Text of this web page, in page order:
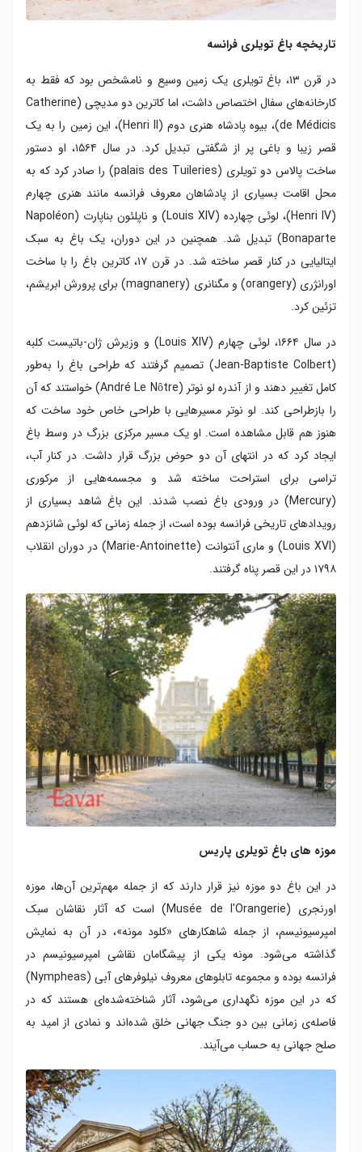
تاریخچه باغ تویلری فرانسه
در قرن ۱۳، باغ تویلری یک زمین وسیع و نامشخص بود که فقط به
کارخانه‌های سفال اختصاص داشت، اما کاترین دو مدیچی (Catherine
de Médicis)، بیوه پادشاه هنری دوم (Henri II)، این زمین را به یک
قصر زیبا و باغی پر از شگفتی تبدیل کرد. در سال ۱۵۶۴، او دستور
ساخت پالاس دو تویلری (palais des Tuileries) را صادر کرد که به
محل اقامت بسیاری از پادشاهان معروف فرانسه مانند هنری چهارم
(Henri IV)، لوئی چهارده (Louis XIV) و ناپلئون بناپارت (Napoléon
Bonaparte) تبدیل شد. همچنین در این دوران، یک باغ به سبک
ایتالیایی در کنار قصر ساخته شد. در قرن ۱۷، کاترین باغ را با ساخت
اورانژری (orangery) و مگنانری (magnanery) برای پرورش ابریشم،
تزئین کرد.
در سال ۱۶۶۴، لوئی چهارم (Louis XIV) و وزیرش ژان-باتیست کلبه
(Jean-Baptiste Colbert) تصمیم گرفتند که طراحی باغ را به‌طور
کامل تغییر دهند و از آندره لو نوتر (André Le Nôtre) خواستند که آن
را بازطراحی کند. لو نوتر مسیرهایی با طراحی خاص خود ساخت که
هنوز هم قابل مشاهده است. او یک مسیر مرکزی بزرگ در وسط باغ
ایجاد کرد که در انتهای آن دو حوض بزرگ قرار داشت. در کنار آب،
تراسی برای استراحت ساخته شد و مجسمه‌هایی از مرکوری
(Mercury) در ورودی باغ نصب شدند. این باغ شاهد بسیاری از
رویدادهای تاریخی فرانسه بوده است، از جمله زمانی که لوئی شانزدهم
(Louis XVI) و ماری آنتوانت (Marie-Antoinette) در دوران انقلاب
۱۷۹۸ در این قصر پناه گرفتند.
موزه های باغ تویلری پاریس
در این باغ دو موزه نیز قرار دارند که از جمله مهم‌ترین آن‌ها، موزه
اورنجری (Musée de l'Orangerie) است که آثار نقاشان سبک
امپرسیونیسم، از جمله شاهکارهای «کلود مونه»، در آن به نمایش
گذاشته می‌شود. مونه یکی از پیشگامان نقاشی امپرسیونیسم در
فرانسه بوده و مجموعه تابلوهای معروف نیلوفرهای آبی (Nympheas)
که در این موزه نگهداری می‌شود، آثار شناخته‌شده‌ای هستند که در
فاصله‌ی زمانی بین دو جنگ جهانی خلق شده‌اند و نمادی از امید به
صلح جهانی به حساب می‌آیند.